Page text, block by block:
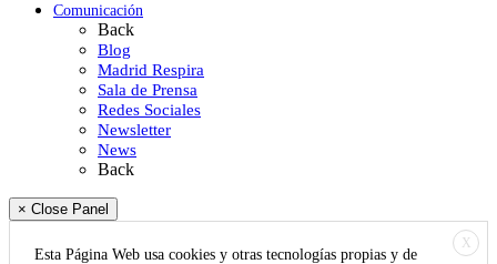
Comunicación
Back
Blog
Madrid Respira
Sala de Prensa
Redes Sociales
Newsletter
News
Back
× Close Panel
X
Esta Página Web usa cookies y otras tecnologías propias y de